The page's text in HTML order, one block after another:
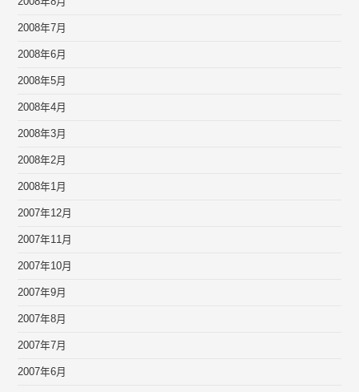
2008年7月
2008年6月
2008年5月
2008年4月
2008年3月
2008年2月
2008年1月
2007年12月
2007年11月
2007年10月
2007年9月
2007年8月
2007年7月
2007年6月